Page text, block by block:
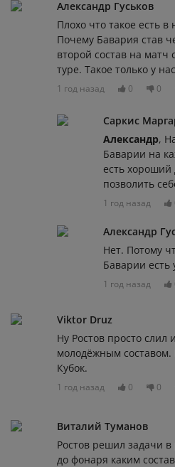
Александр Гуськов
Плохо что такое есть
Почему Бавария став
второй состав на матч
туре. Такое только у
1 год назад 0 0
Саркис
Александр,
Баварии на
есть
позволить
1 год назад
Александр
Нет. Потому
Баварии есть
1 год назад
Viktor Druz
Ну Ростов просто слил
молодëжным составом.
Кубок.
1 год назад 0 0
Виталий Туманов
Ростов решил задачи
до фонаря каким